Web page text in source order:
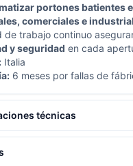
portones batientes
comerciales e
de trabajo continuo
y seguridad en cada
Italia
6 meses por fallas de
técnicas